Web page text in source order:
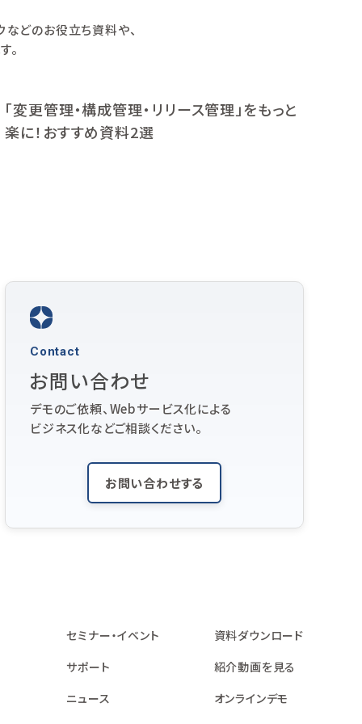
などのお役立ち資料や、
。
「変更管理・構成管理・リリース管理」をもっと
楽に！おすすめ資料2選
Contact
お問い合わせ
デモのご依頼、Webサービス化による
ビジネス化などご相談ください。
お問い合わせする
セミナー・イベント
サポート
ニュース
資料ダウンロード
紹介動画を見る
オンラインデモ